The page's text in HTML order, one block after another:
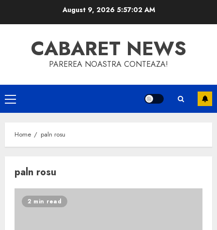
August 9, 2026 5:57:02 AM
CABARET NEWS
PAREREA NOASTRA CONTEAZA!
Primary
Menu
Home paln rosu
paln rosu
2 min read